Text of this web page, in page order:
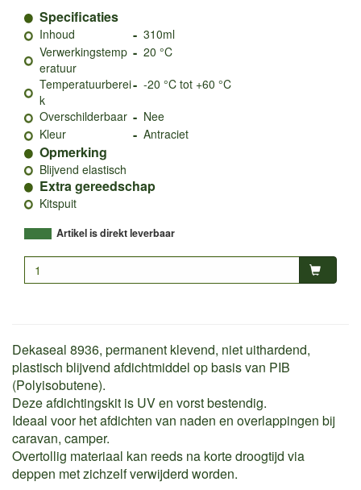
Specificaties
Inhoud - 310ml
Verwerkingstemp
eratuur
- 20 °C
Temperatuurberei
k
- -20 °C tot +60 °C
Overschilderbaar - Nee
Kleur
- Antraciet
Opmerking
Blijvend elastisch
Extra gereedschap
Kitspuit
Artikel is direkt leverbaar
Dekaseal 8936, permanent klevend, niet uithardend,
plastisch blijvend afdichtmiddel op basis van PIB
(Polyisobutene).
Deze afdichtingskit is UV en vorst bestendig.
Ideaal voor het afdichten van naden en overlappingen bij
caravan, camper.
Overtollig materiaal kan reeds na korte droogtijd via
deppen met zichzelf verwijderd worden.